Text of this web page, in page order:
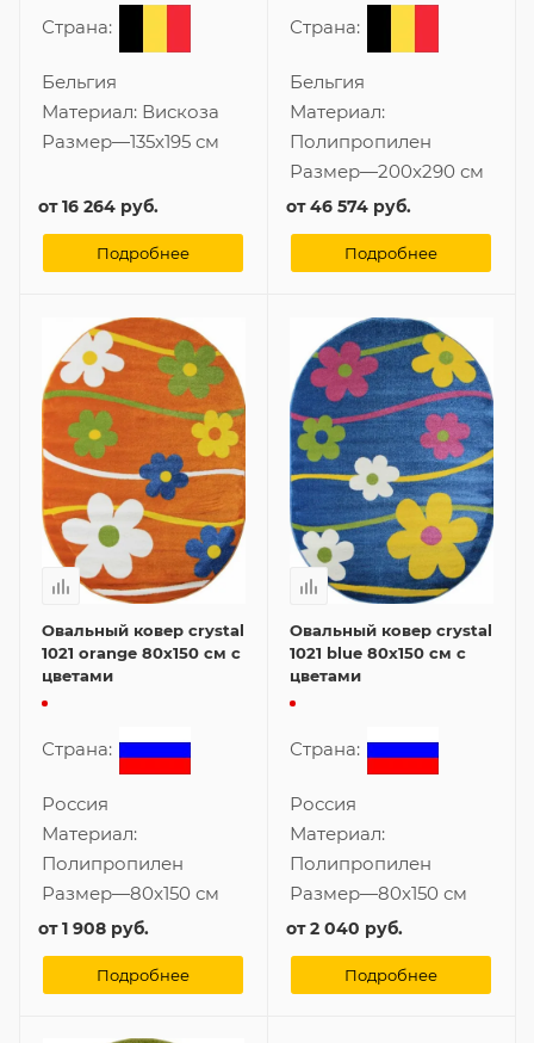
Страна:
Бельгия
Материал: Вискоза
Размер—135x195 см
от16 264 руб.
Подробнее
Страна:
Бельгия
Материал:
Полипропилен
Размер—200x290 см
от46 574 руб.
Подробнее
Овальный ковер crystal
1021 orange 80x150 см с
цветами
Страна:
Россия
Материал:
Полипропилен
Размер—80x150 см
от1 908 руб.
Подробнее
Овальный ковер crystal
1021 blue 80x150 см с
цветами
Страна:
Россия
Материал:
Полипропилен
Размер—80x150 см
от2 040 руб.
Подробнее